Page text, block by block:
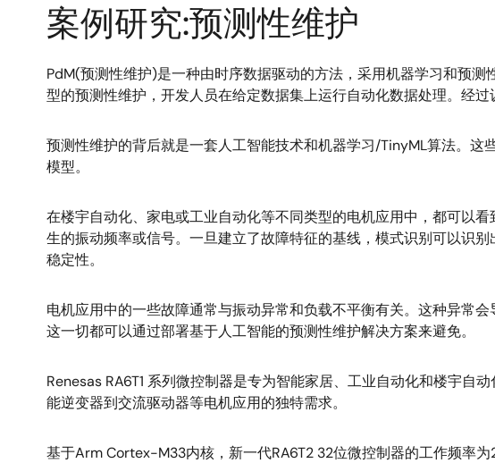
案例研究:预测性维护
PdM(预测性维护)是一种由时序数据驱动的方法，采用机器学习和预
型的预测性维护，开发人员在给定数据集上运行自动化数据处理。经
预测性维护的背后就是一套人工智能技术和机器学习/TinyML算法。
模型。
在楼宇自动化、家电或工业自动化等不同类型的电机应用中，都可以
生的振动频率或信号。一旦建立了故障特征的基线，模式识别可以识
稳定性。
电机应用中的一些故障通常与振动异常和负载不平衡有关。这种异常
这一切都可以通过部署基于人工智能的预测性维护解决方案来避免。
Renesas RA6T1 系列微控制器是专为智能家居、工业自动化和楼宇自
能逆变器到交流驱动器等电机应用的独特需求。
基于Arm Cortex-M33内核，新一代RA6T2 32位微控制器的工作频率